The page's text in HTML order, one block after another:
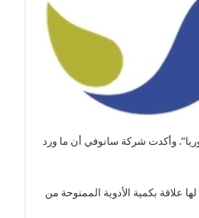
وأكدت شركة سانوفي أن ما ورد
علاقة بكمية الأدوية الممنوحة من